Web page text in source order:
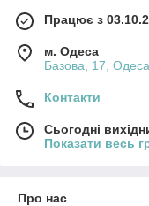
Працює з
м. Одеса
Базова, 17,
Контакти
Сьогодні
Показати весь
Про нас